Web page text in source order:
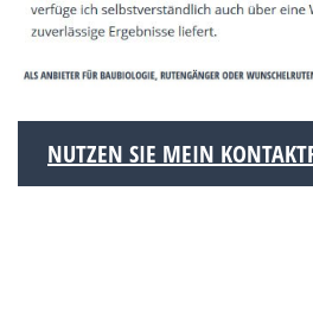
NUTZEN SIE MEIN